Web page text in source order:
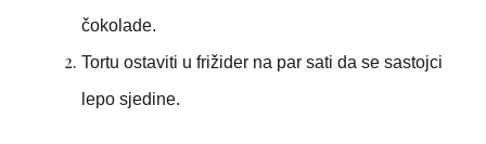
čokolade.
Tortu ostaviti u frižider na par sati da se sastojci
lepo sjedine.